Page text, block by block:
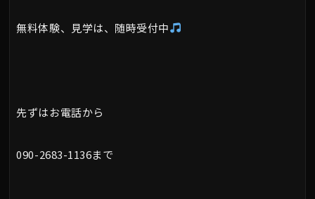
無料体験、見学は、随時受付中
先ずはお電話から
090-2683-1136まで